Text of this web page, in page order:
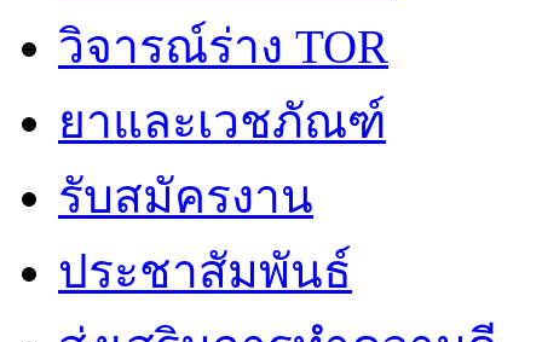
วิจารณ์ร่าง TOR
ยาและเวชภัณฑ์
รับสมัครงาน
ประชาสัมพันธ์